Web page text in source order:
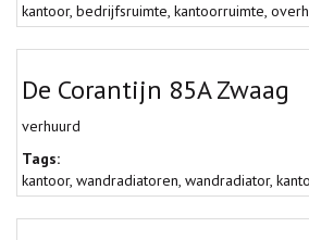
kantoor, bedrijfsruimte, kantoorruimte,
De Corantijn 85A Zwaag
verhuurd
Tags:
kantoor, wandradiatoren, wandradiator,